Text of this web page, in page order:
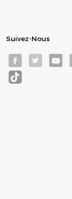
Suivez-Nous